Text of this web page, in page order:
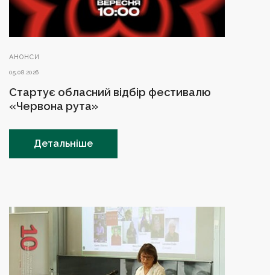
АНОНСИ
05.08.2026
Стартує обласний відбір фестивалю
«Червона рута»
Детальніше